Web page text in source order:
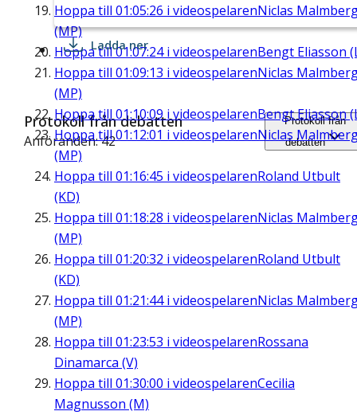
Hoppa till 01:05:26 i videospelarenNiclas
(MP)
Hoppa till01:07:24i videospelarenBengt Eliasson
Hoppa till 01:09:13 i videospelarenNiclas
(MP)
Hoppa till 01:10:09 i videospelarenBengt Eliasson
Hoppa till01:12:01 i videospelarenNiclas
(MP)
Hoppa till 01:16:45 i videospelarenRoland Utbult
(KD)
Hoppa till 01:18:28 i videospelarenNiclas
(MP)
Hoppa till 01:20:32 i videospelarenRoland Utbult
(KD)
Hoppa till 01:21:44i videospelarenNiclas
(MP)
Hoppa till 01:23:53 i videospelarenRossana
Dinamarca (V)
Hoppa till 01:30:00 i videospelarenCecilia
Magnusson (M)
Ladda ner
Protokoll från debatten
Anföranden: 42
Protokoll från
debatten